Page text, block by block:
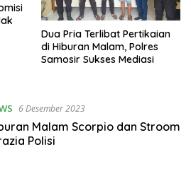
Dua Pria Terlibat Pertikaian
di Hiburan Malam, Polres
Samosir Sukses Mediasi
6 Desember 2023
Malam Scorpio dan Stroom
Polisi